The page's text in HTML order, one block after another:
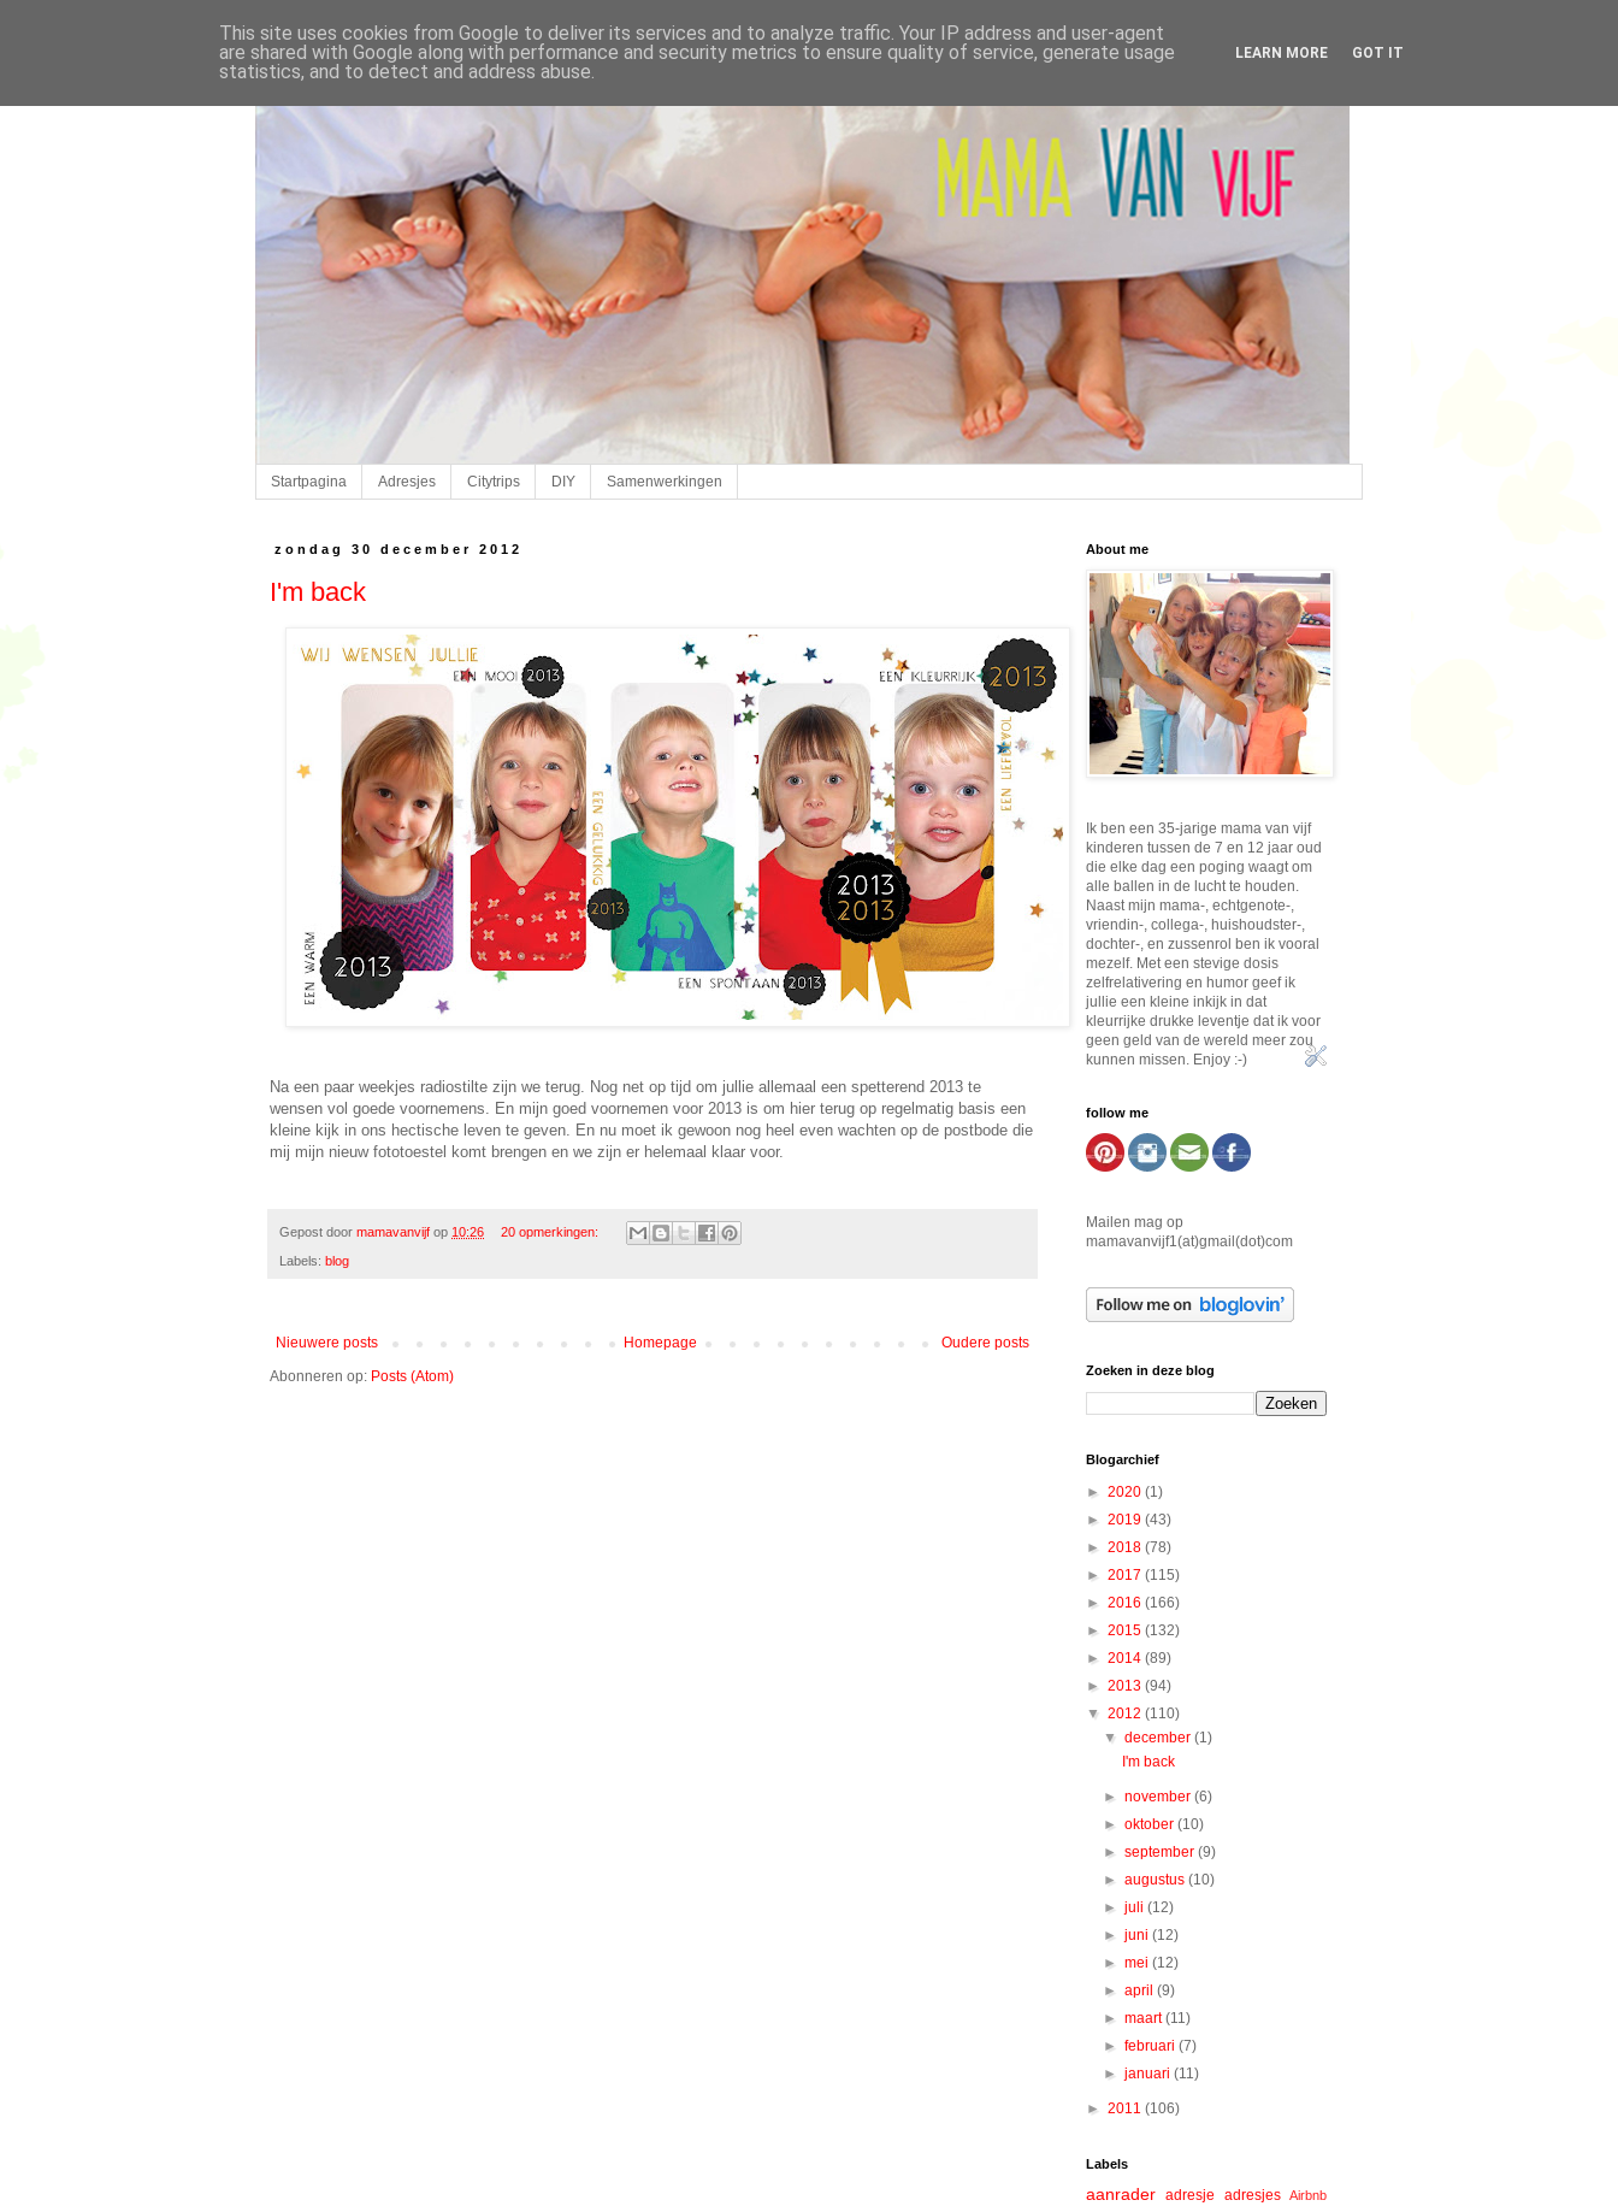
Startpagina Adresjes Citytrips DIY Samenwerkingen
zondag 30 december 2012
I'm back
Na een paar weekjes radiostilte zijn we terug. Nog net op tijd om jullie allemaal een spetterend 2013 te
wensen vol goede voornemens. En mijn goed voornemen voor 2013 is om hier terug op regelmatig basis een
kleine kijk in ons hectische leven te geven. En nu moet ik gewoon nog heel even wachten op de postbode die
mij mijn nieuw fototoestel komt brengen en we zijn er helemaal klaar voor.
Gepost door mamavanvijf op 10:26 20 opmerkingen:
Labels: blog
Nieuwere posts Oudere posts
Homepage
Abonneren op: Posts (Atom)
About me
Ik ben een 35-jarige mama van vijf
kinderen tussen de 7 en 12 jaar oud
die elke dag een poging waagt om
alle ballen in de lucht te houden.
Naast mijn mama-, echtgenote-,
vriendin-, collega-, huishoudster-,
dochter-, en zussenrol ben ik vooral
mezelf. Met een stevige dosis
zelfrelativering en humor geef ik
jullie een kleine inkijk in dat
kleurrijke drukke leventje dat ik voor
geen geld van de wereld meer zou
kunnen missen. Enjoy :-)
follow me
Mailen mag op
mamavanvijf1(at)gmail(dot)com
Zoeken in deze blog
Blogarchief
► 2020 (1)
► 2019 (43)
► 2018 (78)
► 2017 (115)
► 2016 (166)
► 2015 (132)
► 2014 (89)
► 2013 (94)
▼ 2012 (110)
▼december(1)
I'm back
►november(6)
►oktober(10)
►september(9)
►augustus(10)
►juli(12)
►juni(12)
►mei(12)
►april(9)
►maart(11)
►februari(7)
►januari(11)
► 2011 (106)
Labels
aanrader adresje adresjes Airbnb
This site uses cookies from Google to deliver its services and to analyze traffic. Your IP address and user-agent
are shared with Google along with performance and security metrics to ensure quality of service, generate usage
statistics, and to detect and address abuse.
LEARN MORE GOT IT